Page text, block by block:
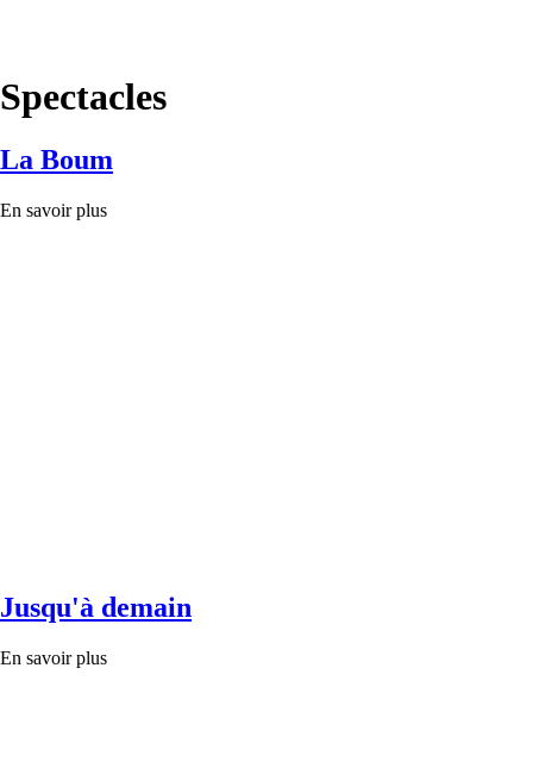
Spectacles
La Boum
En savoir plus
Jusqu'à demain
En savoir plus